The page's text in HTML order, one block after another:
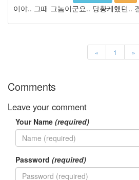
이야.. 그때 그놈이군요.. 당황케했던..
« 1 »
Comments
Leave your comment
Your Name (required)
Password (required)